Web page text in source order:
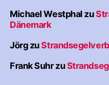
Michael Westphal zu
Dänemark
Jörgzu
Frank Suhrzu